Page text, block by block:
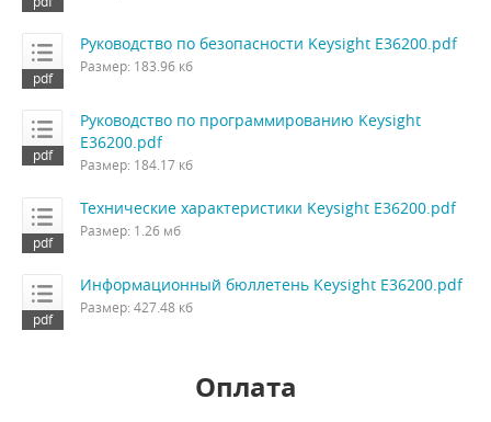
Руководство по безопасности Keysight E36200.pdf
Размер: 183.96 кб
Руководство по программированию Keysight
E36200.pdf
Размер: 184.17 кб
Технические характеристики Keysight E36200.pdf
Размер: 1.26 мб
Информационный бюллетень Keysight E36200.pdf
Размер: 427.48 кб
Оплата